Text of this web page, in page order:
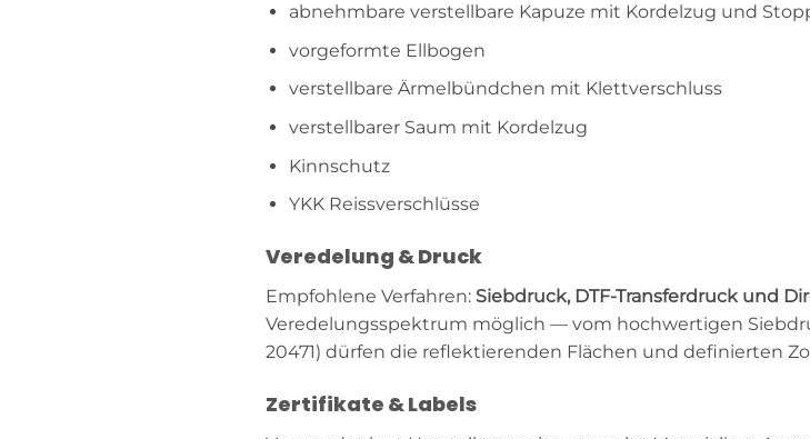
abnehmbare verstellbare Kapuze mit Kordelzug und
vorgeformte Ellbogen
verstellbare Ärmelbündchen mit Klettverschluss
verstellbarer Saum mit Kordelzug
Kinnschutz
YKK Reissverschlüsse
Veredelung & Druck
Empfohlene Verfahren: Siebdruck, DTF-Transferdruck und
Veredelungsspektrum möglich — vom hochwertigen
20471) dürfen die reflektierenden Flächen und definierten
Zertifikate & Labels